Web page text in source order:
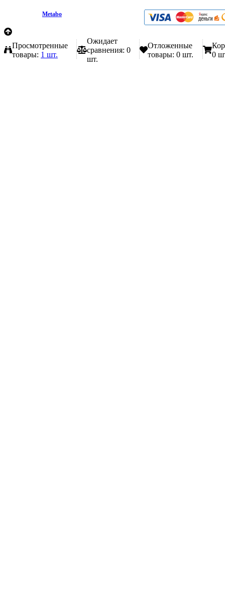
Metabo
Просмотренные
товары: 1 шт.
Ожидает
сравнения: 0
шт.
Отложенные
товары: 0 шт.
0